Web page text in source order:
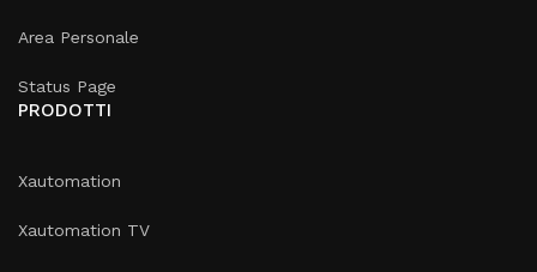
Area Personale
Status Page
PRODOTTI
Xautomation
Xautomation TV